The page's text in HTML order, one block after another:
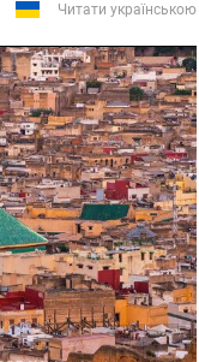
Читати українською